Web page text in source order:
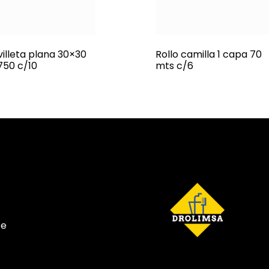
plana 30×30
c/10
Rollo camilla 1 capa 70
mts c/6